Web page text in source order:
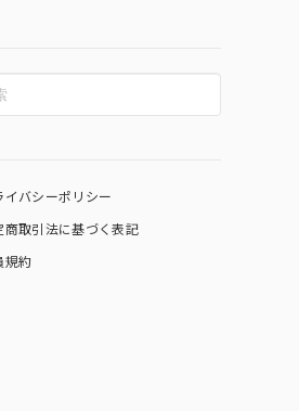
イバシーポリシー
商取引法に基づく表記
規約